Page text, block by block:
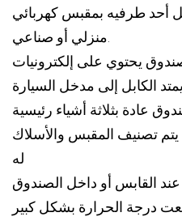
أحد طرفيه بمقبس كهربائي
يحتوي على إلكترونيات
يتم تصنيف المقبس والأسلاك
له
القابس أو داخل الصندوق
درجة الحرارة بشكل كبير